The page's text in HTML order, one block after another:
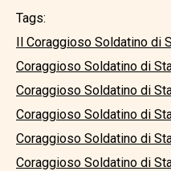
Tags:
Il Coraggioso Soldatino di
Coraggioso Soldatino di
Coraggioso Soldatino di
Coraggioso Soldatino di
Coraggioso Soldatino di
Coraggioso Soldatino di